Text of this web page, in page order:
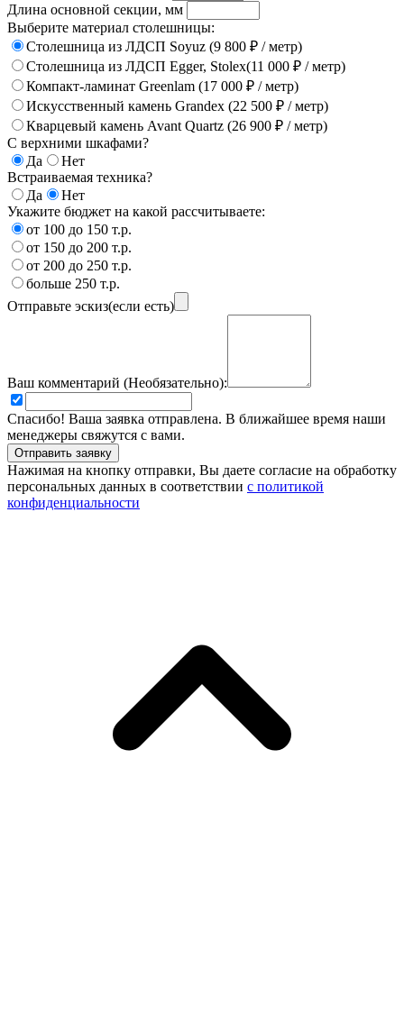
Длина основной секции, мм
Выберите материал столешницы:
Столешница из ЛДСП Soyuz (9 800 ₽ / метр)
Столешница из ЛДСП Egger, Stolex(11 000 ₽ / метр)
Компакт-ламинат Greenlam (17 000 ₽ / метр)
Искусственный камень Grandex (22 500 ₽ / метр)
Кварцевый камень Avant Quartz (26 900 ₽ / метр)
С верхними шкафами?
Да
Нет
Встраиваемая техника?
Да
Нет
Укажите бюджет на какой рассчитываете:
от 100 до 150 т.р.
от 150 до 200 т.р.
от 200 до 250 т.р.
больше 250 т.р.
Отправьте эскиз(если есть)
Ваш комментарий (Необязательно):
Спасибо! Ваша заявка отправлена. В ближайшее время наши
менеджеры свяжутся с вами.
Нажимая на кнопку отправки, Вы даете согласие на обработку
персональных данных в соответствии с политикой
конфиденциальности